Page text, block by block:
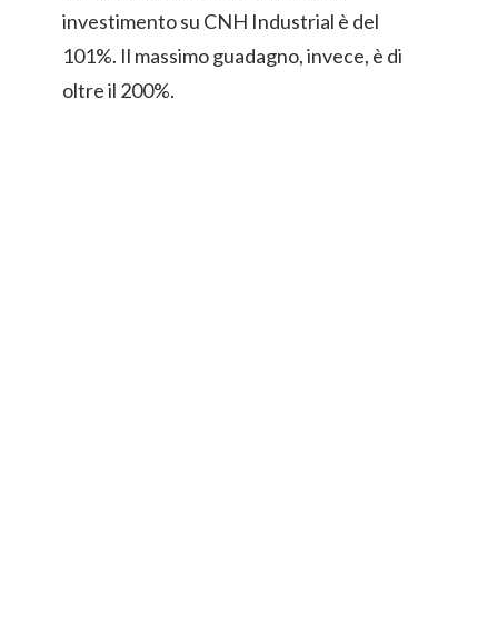
investimento su CNH Industrial è del
101%. Il massimo guadagno, invece, è di
oltre il 200%.